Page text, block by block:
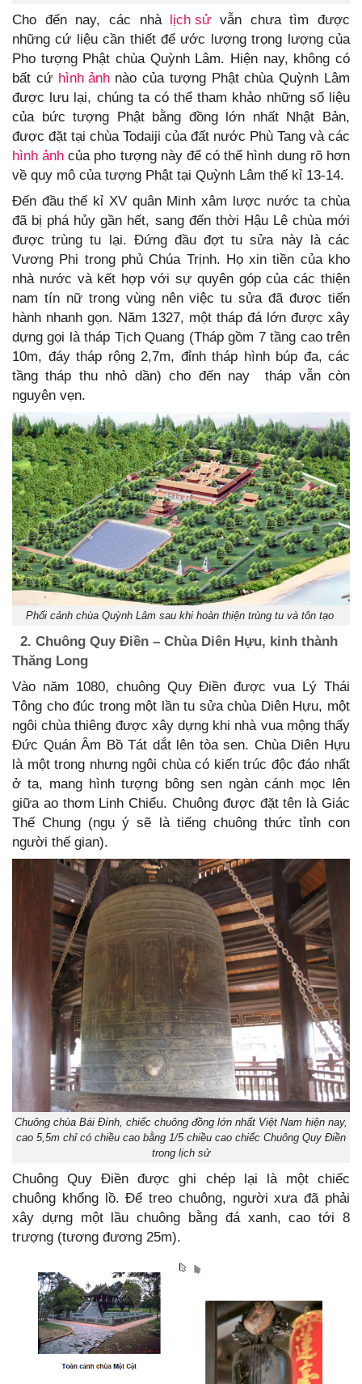
Cho đến nay, các nhà lịch sử vẫn chưa tìm được
những cứ liệu cần thiết để ước lượng trọng lượng của
Pho tượng Phật chùa Quỳnh Lâm. Hiện nay, không có
bất cứ hình ảnhnào của tượng Phật chùa Quỳnh Lâm
được lưu lại, chúng ta có thể tham khảo những số liệu
của bức tượng Phật bằng đồng lớn nhất Nhật Bản,
được đặt tại chùa Todaiji của đất nước Phù Tang và các
hình ảnh của pho tượng này để có thể hình dung rõ hơn
về quy mô của tượng Phật tại Quỳnh Lâm thế kỉ 13-14.
Đến đầu thế kỉ XV quân Minh xâm lược nước ta chùa
đã bị phá hủy gần hết, sang đến thời Hậu Lê chùa mới
được trùng tu lại. Đứng đầu đợt tu sửa này là các
Vương Phi trong phủ Chúa Trịnh. Họ xin tiền của kho
nhà nước và kết hợp với sự quyên góp của các thiện
nam tín nữ trong vùng nên việc tu sửa đã được tiến
hành nhanh gọn. Năm 1327, một tháp đá lớn được xây
dựng gọi là tháp Tịch Quang (Tháp gồm 7 tầng cao trên
10m, đáy tháp rộng 2,7m, đỉnh tháp hình búp đa, các
tầng tháp thu nhỏ dần) cho đến nay tháp vẫn còn
nguyên vẹn.
Phối cảnh chùa Quỳnh Lâm sau khi hoàn thiện trùng tu và tôn tạo
2. Chuông Quy Điền – Chùa Diên Hựu, kinh thành
Thăng Long
Vào năm 1080, chuông Quy Điền được vua Lý Thái
Tông cho đúc trong một lần tu sửa chùa Diên Hựu, một
ngôi chùa thiêng được xây dựng khi nhà vua mộng thấy
Đức Quán Âm Bồ Tát dắt lên tòa sen. Chùa Diên Hựu
là một trong nhưng ngôi chùa có kiến trúc độc đáo nhất
ở ta, mang hình tượng bông sen ngàn cánh mọc lên
giữa ao thơm Linh Chiểu. Chuông được đặt tên là Giác
Thế Chung (ngụ ý sẽ là tiếng chuông thức tỉnh con
người thế gian).
Chuông chùa Bái Đính, chiếc chuông đồng lớn nhất Việt Nam hiện nay,
cao 5,5m chỉ có chiều cao bằng 1/5 chiều cao chiếc Chuông Quy Điền
trong lịch sử
Chuông Quy Điền được ghi chép lại là một chiếc
chuông khổng lồ. Để treo chuông, người xưa đã phải
xây dựng một lầu chuông bằng đá xanh, cao tới 8
trượng (tương đương 25m).